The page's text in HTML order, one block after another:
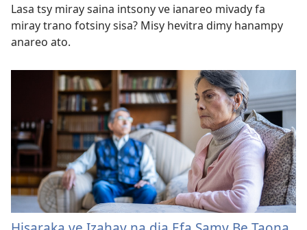
Lasa tsy miray saina intsony ve ianareo mivady fa
miray trano fotsiny sisa? Misy hevitra dimy hanampy
anareo ato.